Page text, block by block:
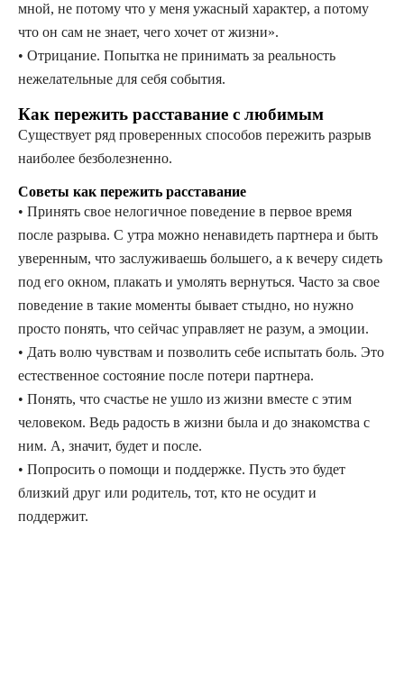
мной, не потому что у меня ужасный характер, а потому
что он сам не знает, чего хочет от жизни».
• Отрицание. Попытка не принимать за реальность
нежелательные для себя события.
Как пережить расставание с любимым
Существует ряд проверенных способов пережить разрыв
наиболее безболезненно.
Советы как пережить расставание
• Принять свое нелогичное поведение в первое время
после разрыва. С утра можно ненавидеть партнера и быть
уверенным, что заслуживаешь большего, а к вечеру сидеть
под его окном, плакать и умолять вернуться. Часто за свое
поведение в такие моменты бывает стыдно, но нужно
просто понять, что сейчас управляет не разум, а эмоции.
• Дать волю чувствам и позволить себе испытать боль. Это
естественное состояние после потери партнера.
• Понять, что счастье не ушло из жизни вместе с этим
человеком. Ведь радость в жизни была и до знакомства с
ним. А, значит, будет и после.
• Попросить о помощи и поддержке. Пусть это будет
близкий друг или родитель, тот, кто не осудит и
поддержит.